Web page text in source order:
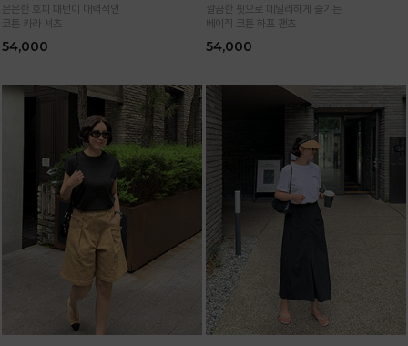
은은한 호피 패턴이 매력적인
코튼 카라 셔츠
54,000
깔끔한 핏으로 데일리하게 즐기는
베이직 코튼 하프 팬츠
54,000